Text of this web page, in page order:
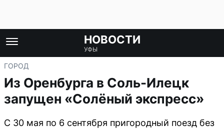
НОВОСТИ
УФЫ
ГОРОД
Из Оренбурга в Соль-Илецк
запущен «Солёный экспресс»
С 30 мая по 6 сентября пригородный поезд без